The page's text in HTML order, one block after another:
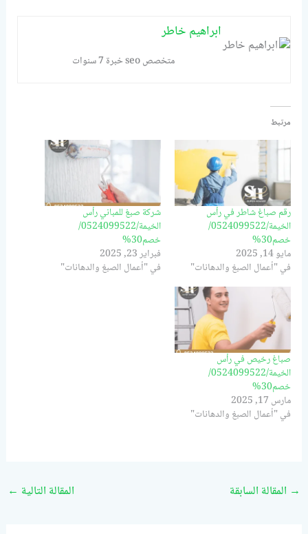
ابراهيم خاطر
متخصص seo خبرة 7 سنوات
مرتبط
رقم صباغ شاطر في رأس
الخيمة/0524099522/
خصم30%
مايو 14, 2025
في "أعمال الصبغ والدهانات"
شركة صبغ للمباني رأس
الخيمة/0524099522/
خصم30%
فبراير 23, 2025
في "أعمال الصبغ والدهانات"
صباغ رخيص في رأس
الخيمة/0524099522/
خصم30%
مارس 17, 2025
في "أعمال الصبغ والدهانات"
→ المقالة السابقة المقالة التالية ←